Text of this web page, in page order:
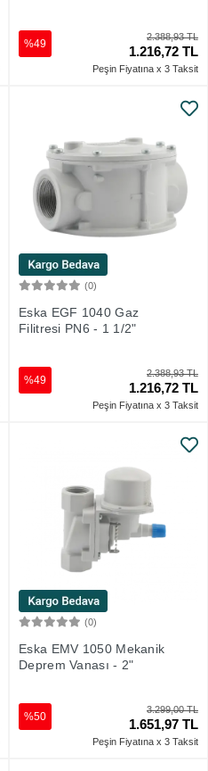
2.388,93 TL
1.216,72 TL
%49
Peşin Fiyatına x 3 Taksit
(0)
Eska EGF 1040 Gaz
Filitresi PN6 - 1 1/2"
2.388,93 TL
1.216,72 TL
%49
Peşin Fiyatına x 3 Taksit
(0)
Eska EMV 1050 Mekanik
Deprem Vanası - 2"
3.299,00 TL
1.651,97 TL
%50
Peşin Fiyatına x 3 Taksit